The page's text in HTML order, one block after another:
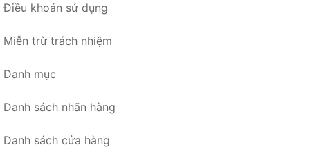
Điều khoản sử dụng
Miễn trừ trách nhiệm
Danh mục
Danh sách nhãn hàng
Danh sách cửa hàng